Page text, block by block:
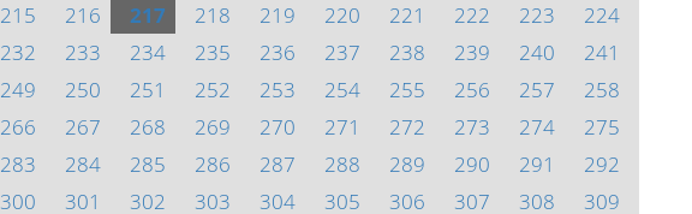
215 216 217 218 219 220 221 222 223
224
232 233 234 235 236 237 238 239 240
241
249 250 251 252 253 254 255 256 257
258
266 267 268 269 270 271 272 273 274
275
283 284 285 286 287 288 289 290 291
292
300 301 302 303 304 305 306 307 308 309